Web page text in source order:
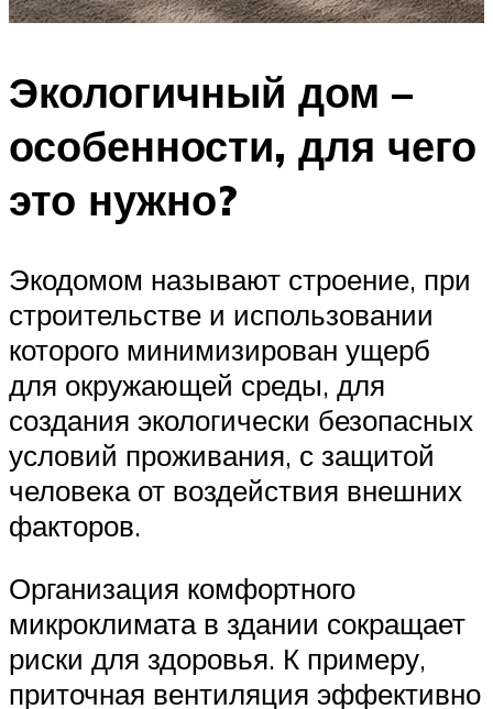
Экологичный дом –
особенности, для чего
это нужно?
Экодомом называют строение, при
строительстве и использовании
которого минимизирован ущерб
для окружающей среды, для
создания экологически безопасных
условий проживания, с защитой
человека от воздействия внешних
факторов.
Организация комфортного
микроклимата в здании сокращает
риски для здоровья. К примеру,
приточная вентиляция эффективно